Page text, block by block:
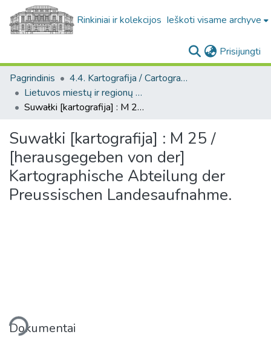
Rinkiniai ir kolekcijos Ieškoti visame archyve
Prisijungti
Pagrindinis
4.4. Kartografija / Cartography
Lietuvos miestų ir regionų žemėlapiai / Maps of Lithuanian cities and towns
Suwałki [kartografija] : M 25 / [herausgegeben von der] Kartographische Abteilung der Preussischen Landesaufnahme.
Suwałki [kartografija] : M 25 /
[herausgegeben von der]
Kartographische Abteilung der
Preussischen Landesaufnahme.
Dokumentai